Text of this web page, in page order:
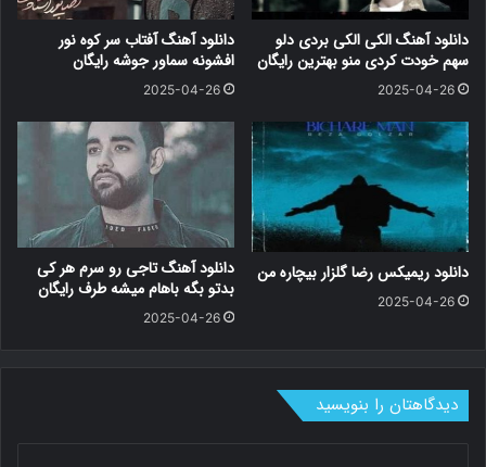
دانلود آهنگ الکی الکی بردی دلو
سهم خودت کردی منو بهترین رایگان
2025-04-26
دانلود آهنگ آفتاب سر کوه نور
افشونه سماور جوشه رایگان
2025-04-26
دانلود ریمیکس رضا گلزار بیچاره من
2025-04-26
دانلود آهنگ تاجی رو سرم هر کی
بدتو بگه باهام میشه طرف رایگان
2025-04-26
دیدگاهتان را بنویسید